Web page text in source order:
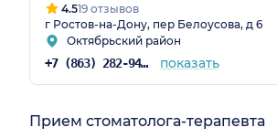
4.519 отзывов
г Ростов-на-Дону, пер Белоусова, д 6
Октябрьский район
+7 (863) 282-94-28 показать
Прием стоматолога-терапевта